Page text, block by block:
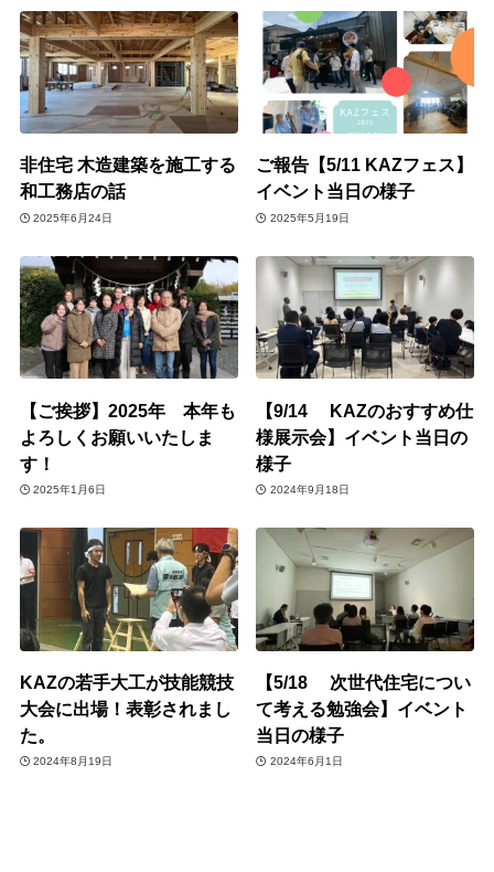
非住宅 木造建築を施工する
和工務店の話
2025年6月24日
ご報告【5/11 KAZフェス】
イベント当日の様子
2025年5月19日
【ご挨拶】2025年 本年も
よろしくお願いいたしま
す！
2025年1月6日
【9/14 KAZのおすすめ仕
様展示会】イベント当日の
様子
2024年9月18日
KAZの若手大工が技能競技
大会に出場！表彰されまし
た。
2024年8月19日
【5/18 次世代住宅につい
て考える勉強会】イベント
当日の様子
2024年6月1日